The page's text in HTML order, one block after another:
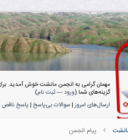
مهمان گرامی به انجمن مانشت خوش آمدید.
گزینه‌های شما (ورود—ثبت نام)
ارسال‌های امروز| سوالات بی‌پاسخ | پاسخ ناقص
پیام انجمن